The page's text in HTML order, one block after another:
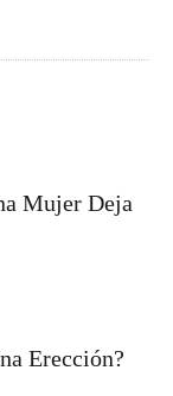
Mujer Deja
Erección?